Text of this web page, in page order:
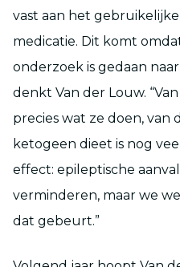
vast aan het
medicatie. Dit komt
onderzoek is gedaan
denkt Van der Louw.
precies wat ze doen, van
ketogeen dieet is nog
effect: epileptische
verminderen, maar we
dat gebeurt.”